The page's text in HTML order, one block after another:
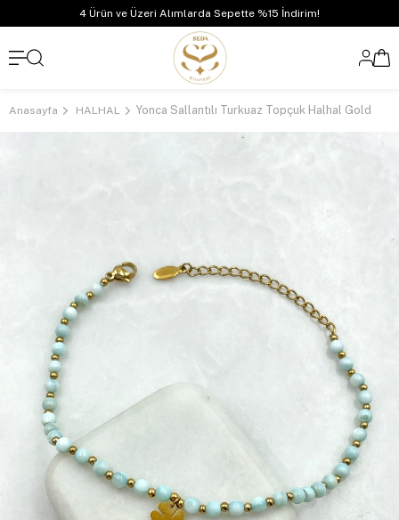
4 Ürün ve Üzeri Alımlarda Sepette %15 İndirim!
Anasayfa HALHAL Yonca Sallantılı Turkuaz Topçuk Halhal Gold